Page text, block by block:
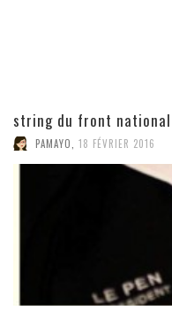
string du front national
PAMAYO 18 FÉVRIER 2016